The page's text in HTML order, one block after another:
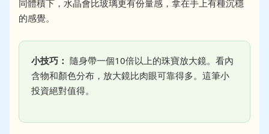
同體積下，水晶會比玻璃更有份量感，拿在手上有種沉穩
的感覺。
小技巧： 隨身帶一個10倍以上的珠寶放大鏡。看內
含物和顏色分布，放大鏡比肉眼可靠得多。這筆小
投資絕對值得。